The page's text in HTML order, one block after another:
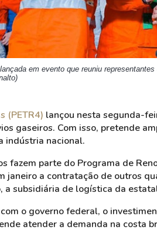
em evento que reuniu
(PETR4) lançou nesta segunda-
gaseiros. Com isso, pretende
indústria nacional.
fazem parte do Programa de
janeiro a contratação de outros
a subsidiária de logística da
o governo federal, o
atender a demanda na costa